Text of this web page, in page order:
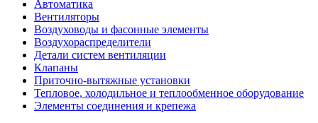
Автоматика
Вентиляторы
Воздуховоды и фасонные элементы
Воздухораспределители
Детали систем вентиляции
Клапаны
Приточно-вытяжные установки
Тепловое, холодильное и теплообменное оборудование
Элементы соединения и крепежа